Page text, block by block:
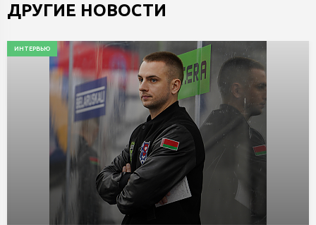
ДРУГИЕ НОВОСТИ
ИНТЕРВЬЮ